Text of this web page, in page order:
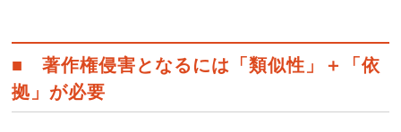
■ 著作権侵害となるには「類似性」＋「依
拠」が必要